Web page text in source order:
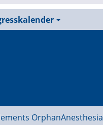
OrphanAnesthesia